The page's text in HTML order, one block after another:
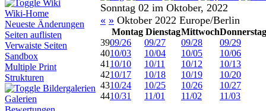
Wiki
Wiki-Home
Neueste Änderungen
Seiten auflisten
Verwaiste Seiten
Sandbox
Multiple Print
Strukturen
Bildergalerien
Galerien
Sonntag 02 im Oktober, 2022
« » Oktober 2022 Europe/Berlin
Montag DienstagMittwochDonnerstag
3909/26 09/27 09/28
09/29
4010/03 10/04 10/05
10/06
41 10/10 10/11 10/12
10/13
4210/17 10/18 10/19
10/20
4310/24 10/25 10/26
10/27
4410/31 11/01 11/02 11/03